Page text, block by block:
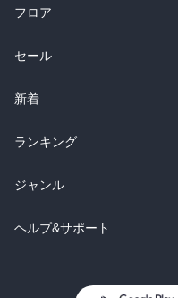
フロア
総合
ラノベ
雑誌・グラビア
BL・TL
セール
総合
ラノベ
雑誌・グラビア
BL・TL
新着
総合
ラノベ
雑誌・グラビア
ランキング
総合
ラノベ
ジャンル
コミック
ヘルプ&サポート